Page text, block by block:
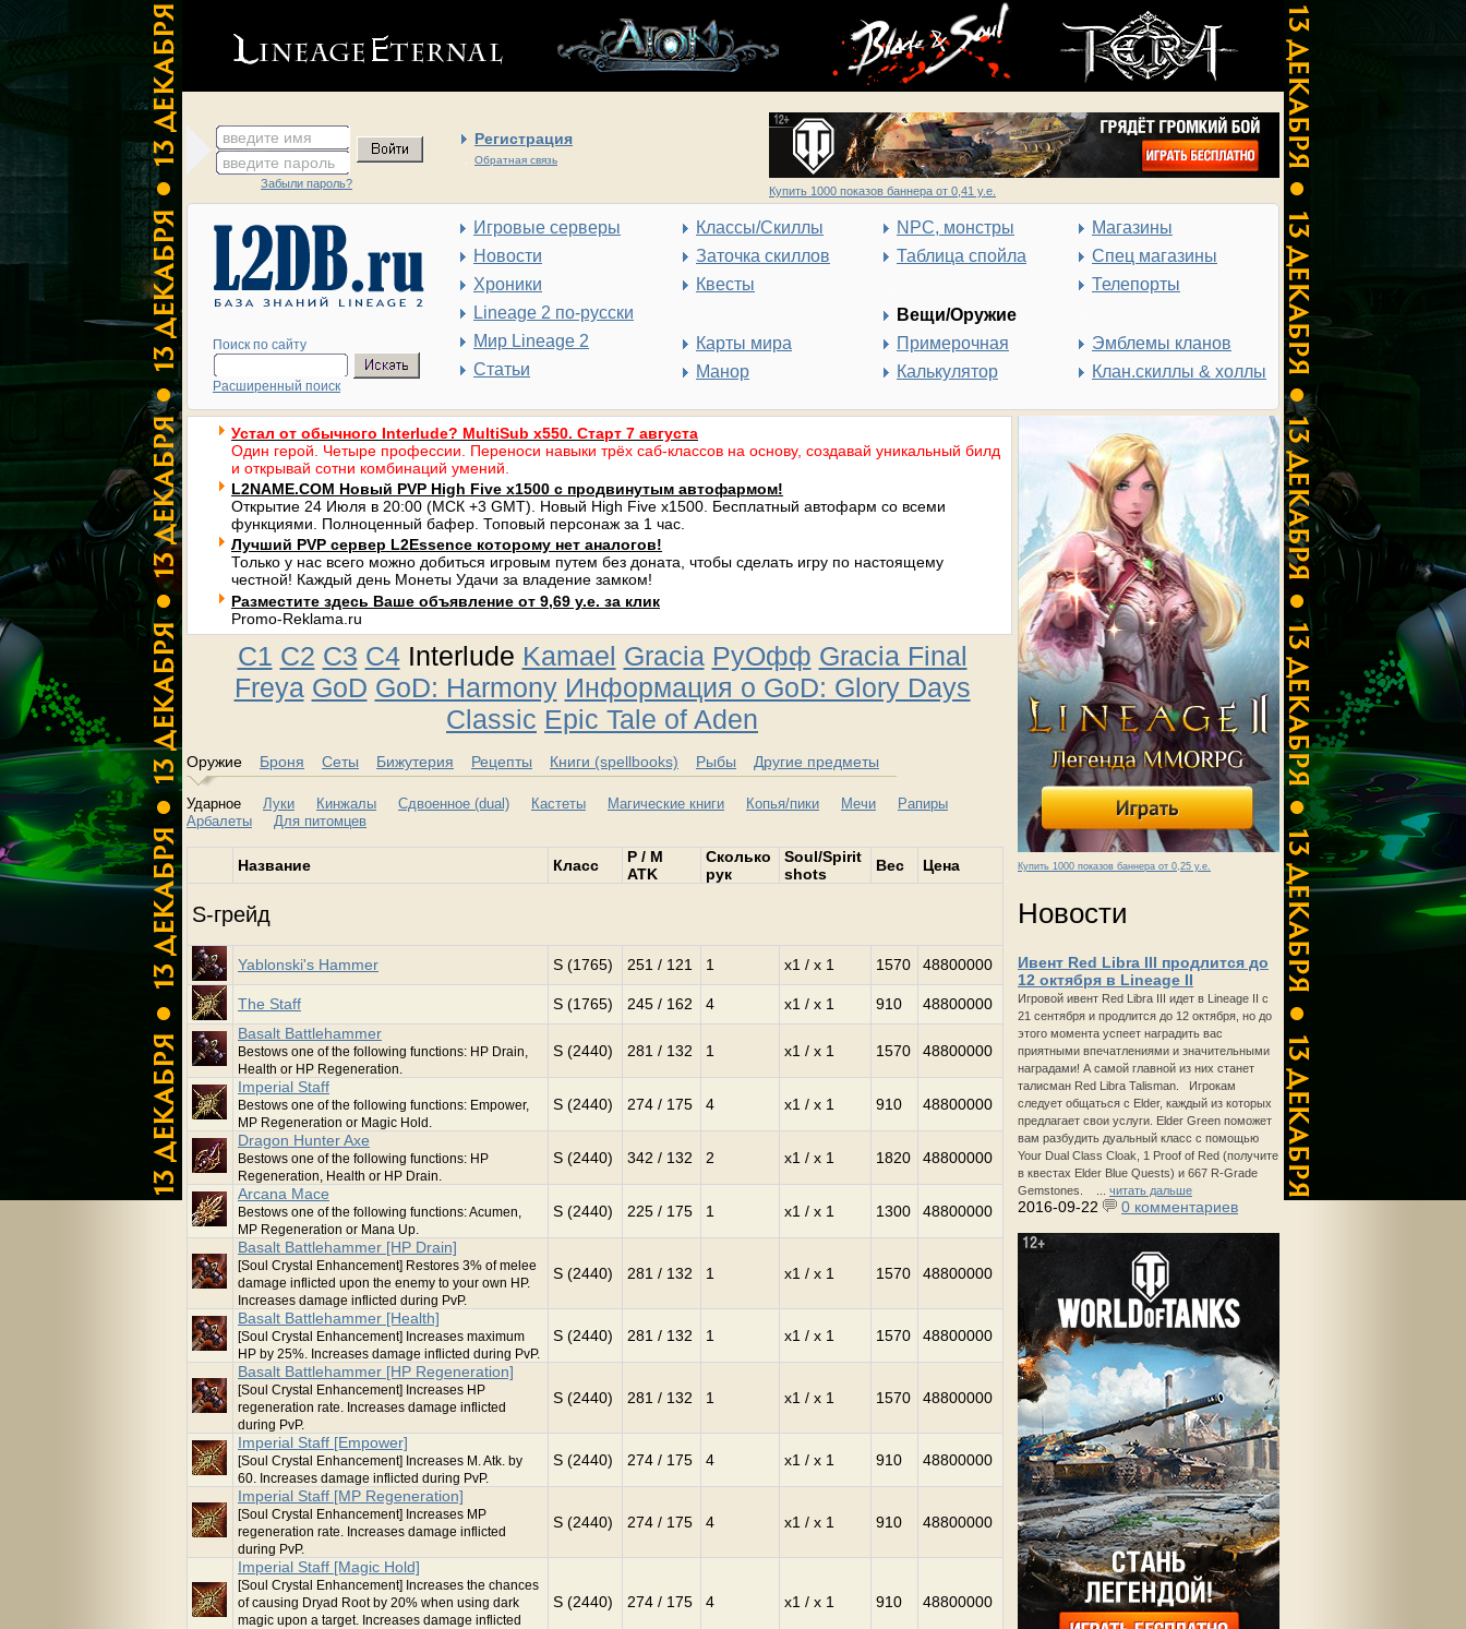
введите имя Регистрация
Обратная связь
введите пароль
Забыли пароль?
Купить 1000 показов баннера от 0,41 у.е.
Поиск по сайту
Расширенный поиск
Игровые серверы
Новости
Хроники
Lineage 2 по-русски
Мир Lineage 2
Статьи
Классы/Скиллы
Заточка скиллов
Квесты
Карты мира
Манор
NPC, монстры
Таблица спойла
Вещи/Оружие
Примерочная
Калькулятор
Магазины
Спец магазины
Телепорты
Эмблемы кланов
Клан.скиллы & холлы
Купить 1000 показов баннера от 0,25 у.е.
Новости
Ивент Red Libra III продлится до
12 октября в Lineage II
Игровой ивент Red Libra III идет в Lineage II с
21 сентября и продлится до 12 октября, но до
этого момента успеет наградить вас
приятными впечатлениями и значительными
наградами! А самой главной из них станет
талисман Red Libra Talisman. Игрокам
следует общаться с Elder, каждый из которых
предлагает свои услуги. Elder Green поможет
вам разбудить дуальный класс с помощью
Your Dual Class Cloak, 1 Proof of Red (получите
в квестах Elder Blue Quests) и 667 R-Grade
Gemstones. ... читать дальше
2016-09-22 0 комментариев
Устал от обычного Interlude? MultiSub x550. Старт 7 августа
Один герой. Четыре профессии. Переноси навыки трёх саб-классов на основу, создавай уникальный билд
и открывай сотни комбинаций умений.
L2NAME.COM Новый PVP High Five x1500 с продвинутым автофармом!
Открытие 24 Июля в 20:00 (МСК +3 GMT). Новый High Five x1500. Бесплатный автофарм со всеми
функциями. Полноценный бафер. Топовый персонаж за 1 час.
Лучший PVP сервер L2Essence которому нет аналогов!
Только у нас всего можно добиться игровым путем без доната, чтобы сделать игру по настоящему
честной! Каждый день Монеты Удачи за владение замком!
Разместите здесь Ваше объявление от 9,69 у.е. за клик
Promo-Reklama.ru
C1 C2 C3 C4Interlude Kamael Gracia РуОфф Gracia Final
Freya GoD GoD: Harmony Информация о GoD: Glory Days
Classic Epic Tale of Aden
Оружие Броня Сеты Бижутерия Рецепты Книги (spellbooks) Рыбы Другие предметы
Ударное Луки Кинжалы Сдвоенное (dual) Кастеты Магические книги Копья/пики Мечи
Рапиры
Арбалеты
Для питомцев
Название Класс
P / M
ATK
Сколько
рук
Soul/Spirit
shots
Вес Цена
S-грейд
Yablonski's Hammer S (1765) 251 / 121 1 x1 / x 1 1570 48800000
The Staff S (1765) 245 / 162 4 x1 / x 1 910
48800000
Basalt Battlehammer
Bestows one of the following functions: HP Drain,
Health or HP Regeneration.
S (2440) 281 / 132 1 x1 / x 1 1570 48800000
Imperial Staff
Bestows one of the following functions: Empower,
MP Regeneration or Magic Hold.
S (2440) 274 / 175 4 x1 / x 1 910 48800000
Dragon Hunter Axe
Bestows one of the following functions: HP
Regeneration, Health or HP Drain.
S (2440) 342 / 132 2 x1 / x 1 1820 48800000
Arcana Mace
Bestows one of the following functions: Acumen,
MP Regeneration or Mana Up.
S (2440) 225 / 175 1 x1 / x 1 1300 48800000
Basalt Battlehammer [HP Drain]
[Soul Crystal Enhancement] Restores 3% of melee
damage inflicted upon the enemy to your own HP.
Increases damage inflicted during PvP.
S (2440) 281 / 132 1 x1 / x 1 1570 48800000
Basalt Battlehammer [Health]
[Soul Crystal Enhancement] Increases maximum
HP by 25%. Increases damage inflicted during PvP.
S (2440) 281 / 132 1 x1 / x 1 1570 48800000
Basalt Battlehammer [HP Regeneration]
[Soul Crystal Enhancement] Increases HP
regeneration rate. Increases damage inflicted
during PvP.
S (2440) 281 / 132 1 x1 / x 1 1570 48800000
Imperial Staff [Empower]
[Soul Crystal Enhancement] Increases M. Atk. by
60. Increases damage inflicted during PvP.
S (2440) 274 / 175 4 x1 / x 1 910 48800000
Imperial Staff [MP Regeneration]
[Soul Crystal Enhancement] Increases MP
regeneration rate. Increases damage inflicted
during PvP.
S (2440) 274 / 175 4 x1 / x 1 910 48800000
Imperial Staff [Magic Hold]
[Soul Crystal Enhancement] Increases the chances
of causing Dryad Root by 20% when using dark
magic upon a target. Increases damage inflicted
S (2440) 274 / 175 4 x1 / x 1 910 48800000